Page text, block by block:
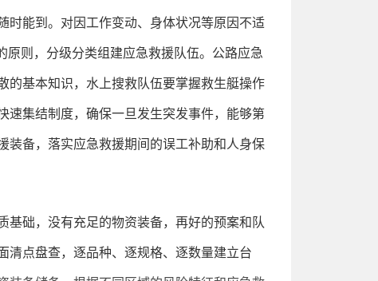
时能到。对因工作变动、身体状况等原因不适
原则，分级分类组建应急救援队伍。公路应急
的基本知识，水上搜救队伍要掌握救生艇操作
速集结制度，确保一旦发生突发事件，能够第
装备，落实应急救援期间的误工补助和人身保
基础，没有充足的物资装备，再好的预案和队
清点盘查，逐品种、逐规格、逐数量建立台